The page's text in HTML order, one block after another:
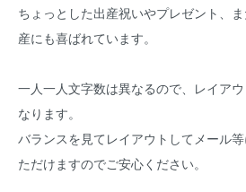
ちょっとした出産祝いやプレゼント、
産にも喜ばれています。
一人一人文字数は異なるので、レイア
なります。
バランスを見てレイアウトしてメール
ただけますのでご安心ください。